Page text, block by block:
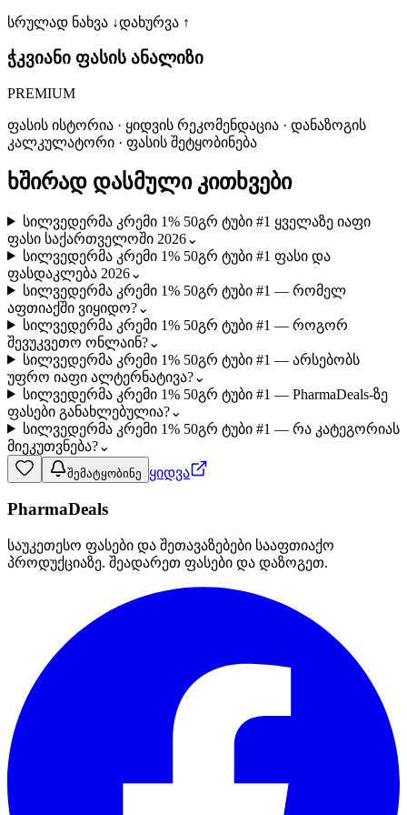
სრულად ნახვა ↓დახურვა ↑
ჭკვიანი ფასის ანალიზი
PREMIUM
ფასის ისტორია · ყიდვის რეკომენდაცია · დანაზოგის
კალკულატორი · ფასის შეტყობინება
ხშირად დასმული კითხვები
სილვედერმა კრემი 1% 50გრ ტუბი #1 ყველაზე იაფი
ფასი საქართველოში 2026⌄
სილვედერმა კრემი 1% 50გრ ტუბი #1 ფასი და
ფასდაკლება 2026⌄
სილვედერმა კრემი 1% 50გრ ტუბი #1 — რომელ
აფთიაქში ვიყიდო?⌄
სილვედერმა კრემი 1% 50გრ ტუბი #1 — როგორ
შევუკვეთო ონლაინ?⌄
სილვედერმა კრემი 1% 50გრ ტუბი #1 — არსებობს
უფრო იაფი ალტერნატივა?⌄
სილვედერმა კრემი 1% 50გრ ტუბი #1 — PharmaDeals-ზე
ფასები განახლებულია?⌄
სილვედერმა კრემი 1% 50გრ ტუბი #1 — რა კატეგორიას
მიეკუთვნება?⌄
შემატყობინე ყიდვა
PharmaDeals
საუკეთესო ფასები და შეთავაზებები სააფთიაქო
პროდუქციაზე. შეადარეთ ფასები და დაზოგეთ.